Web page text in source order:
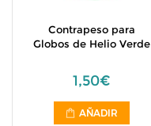
Contrapeso para
Globos de Helio Verde
1,50€
AÑADIR